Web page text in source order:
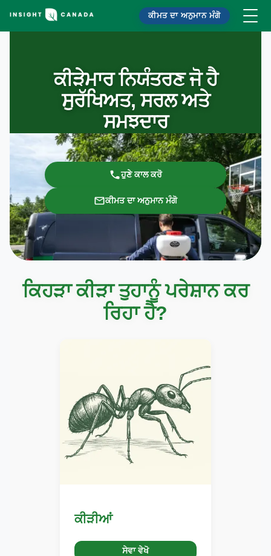
ਕੀਮਤ ਦਾ ਅਨੁਮਾਨ ਮੰਗੋ
ਕੀੜੇਮਾਰ ਨਿਯੰਤਰਣ ਜੋ ਹੈ
ਸੁਰੱਖਿਅਤ, ਸਰਲ ਅਤੇ
ਸਮਝਦਾਰ
ਹੁਣੇ ਕਾਲ ਕਰੋ
ਕੀਮਤ ਦਾ ਅਨੁਮਾਨ ਮੰਗੋ
ਕਿਹੜਾ ਕੀੜਾ ਤੁਹਾਨੂੰ ਪਰੇਸ਼ਾਨ ਕਰ
ਰਿਹਾ ਹੈ?
ਕੀੜੀਆਂ
ਸੇਵਾ ਵੇਖੋ